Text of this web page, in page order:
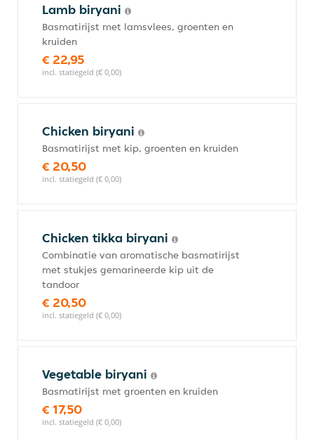
Lamb biryani
Basmatirijst met lamsvlees, groenten en
kruiden
€ 22,95
incl. statiegeld (€ 0,00)
Chicken biryani
Basmatirijst met kip, groenten en kruiden
€ 20,50
incl. statiegeld (€ 0,00)
Chicken tikka biryani
Combinatie van aromatische basmatirijst
met stukjes gemarineerde kip uit de
tandoor
€ 20,50
incl. statiegeld (€ 0,00)
Vegetable biryani
Basmatirijst met groenten en kruiden
€ 17,50
incl. statiegeld (€ 0,00)